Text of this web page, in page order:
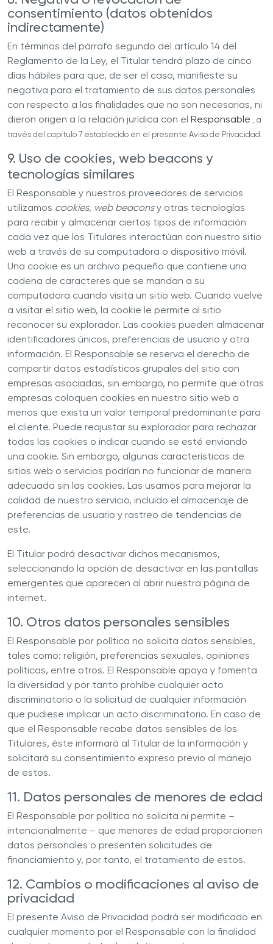
consentimiento (datos obtenidos
indirectamente)
En términos del párrafo segundo del artículo 14 del
Reglamento de la Ley, el Titular tendrá plazo de cinco
días hábiles para que, de ser el caso, manifieste su
negativa para el tratamiento de sus datos personales
con respecto a las finalidades que no son necesarias, ni
dieron origen a la relación jurídica con el Responsable , a
través del capítulo 7 establecido en el presente Aviso de Privacidad.
9. Uso de cookies, web beacons y
tecnologías similares
El Responsable y nuestros proveedores de servicios
utilizamos cookies, web beaconsy otras tecnologías
para recibir y almacenar ciertos tipos de información
cada vez que los Titulares interactúan con nuestro sitio
web a través de su computadora o dispositivo móvil.
Una cookie es un archivo pequeño que contiene una
cadena de caracteres que se mandan a su
computadora cuando visita un sitio web. Cuando vuelve
a visitar el sitio web, la cookie le permite al sitio
reconocer su explorador. Las cookies pueden almacenar
identificadores únicos, preferencias de usuario y otra
información. El Responsable se reserva el derecho de
compartir datos estadísticos grupales del sitio con
empresas asociadas, sin embargo, no permite que otras
empresas coloquen cookies en nuestro sitio web a
menos que exista un valor temporal predominante para
el cliente. Puede reajustar su explorador para rechazar
todas las cookies o indicar cuando se esté enviando
una cookie. Sin embargo, algunas características de
sitios web o servicios podrían no funcionar de manera
adecuada sin las cookies. Las usamos para mejorar la
calidad de nuestro servicio, incluido el almacenaje de
preferencias de usuario y rastreo de tendencias de
este.
El Titular podrá desactivar dichos mecanismos,
seleccionando la opción de desactivar en las pantallas
emergentes que aparecen al abrir nuestra página de
internet.
10. Otros datos personales sensibles
El Responsable por política no solicita datos sensibles,
tales como: religión, preferencias sexuales, opiniones
políticas, entre otros. El Responsable apoya y fomenta
la diversidad y por tanto prohíbe cualquier acto
discriminatorio o la solicitud de cualquier información
que pudiese implicar un acto discriminatorio. En caso de
que el Responsable recabe datos sensibles de los
Titulares, éste informará al Titular de la información y
solicitará su consentimiento expreso previo al manejo
de estos.
11. Datos personales de menores de edad
El Responsable por política no solicita ni permite –
intencionalmente – que menores de edad proporcionen
datos personales o presenten solicitudes de
financiamiento y, por tanto, el tratamiento de estos.
12. Cambios o modificaciones al aviso de
privacidad
El presente Aviso de Privacidad podrá ser modificado en
cualquier momento por el Responsable con la finalidad